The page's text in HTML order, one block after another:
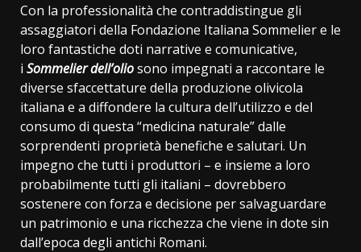
Con la professionalità che contraddistingue gli
assaggiatori della Fondazione Italiana Sommelier e le
loro fantastiche doti narrative e comunicative,
i Sommelier dell’oliosono impegnati a raccontare le
diverse sfaccettature della produzione olivicola
italiana e a diffondere la cultura dell’utilizzo e del
consumo di questa “medicina naturale” dalle
sorprendenti proprietà benefiche e salutari. Un
impegno che tutti i produttori – e insieme a loro
probabilmente tutti gli italiani – dovrebbero
sostenere con forza e decisione per salvaguardare
un patrimonio e una ricchezza che viene in dote sin
dall’epoca degli antichi Romani.